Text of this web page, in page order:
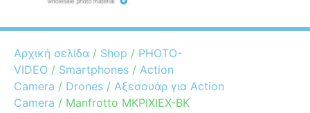
Αρχική σελίδα / Shop / PHOTO-
VIDEO / Smartphones / Action
Camera / Drones / Αξεσουάρ για Action
Camera / Manfrotto MKPIXIEX-BK